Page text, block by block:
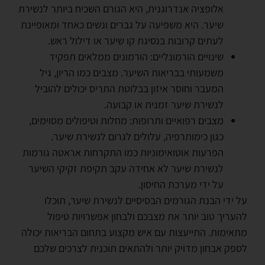
אלופציה אנדרוגנית, היא הגורם השכיח ביותר לנשירת
שיער. היא משפיעה על גברים ונשים כאחד ומאופיינת
לעתים קרובות בנסיגת קו שיער או דילול ראש.
שינויים הורמונליים: הורמונים ממלאים תפקיד
משמעותי בבריאות השיער. מצבים כמו הריון, גיל
המעבר וחוסר איזון בבלוטת התריס יכולים להוביל
לנשירת שיער זמנית או קבועה.
מצבים רפואיים ותרופות: מחלות וטיפולים מסוימים,
כגון כימותרפיה, עלולים לגרום לנשירת שיער.
הפרעות אוטואימוניות כמו התקרחות אראטה גורמות
לנשירת שיער לא אחידה עקב תקיפת זקיקי השיער
על ידי מערכת החיסון.
על ידי הבנת הגורמים הבסיסיים לנשירת שיער, תוכלו
להעריך טוב יותר את מצבכם ולבחון אפשרויות טיפול
מתאימות. התייעצות עם איש מקצוע בתחום הבריאות יכולה
לספק אבחון מדויק יותר ולהתאים תוכנית לצרכים שלכם